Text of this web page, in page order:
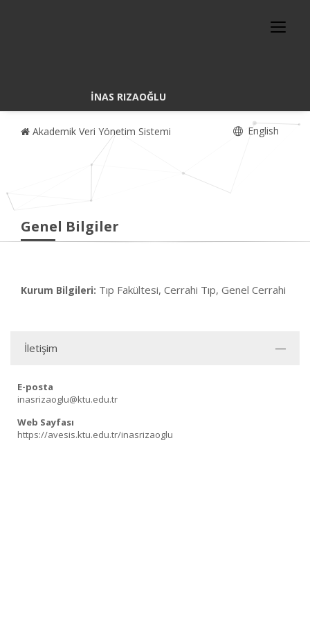
İNAS RIZAOĞLU
Akademik Veri Yönetim Sistemi English
Genel Bilgiler
Kurum Bilgileri: Tıp Fakültesi, Cerrahi Tıp, Genel Cerrahi
İletişim
E-posta
inasrizaoglu@ktu.edu.tr
Web Sayfası
https://avesis.ktu.edu.tr/inasrizaoglu